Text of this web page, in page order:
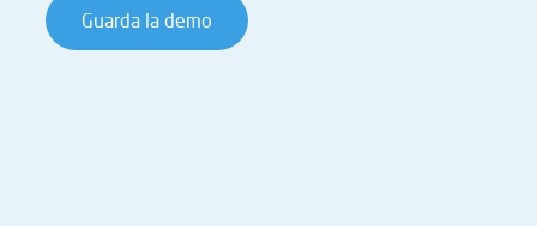
Guarda la demo